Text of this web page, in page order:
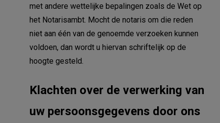
met andere wettelijke bepalingen zoals de Wet op
het Notarisambt. Mocht de notaris om die reden
niet aan één van de genoemde verzoeken kunnen
voldoen, dan wordt u hiervan schriftelijk op de
hoogte gesteld.
Klachten over de verwerking van
uw persoonsgegevens door ons